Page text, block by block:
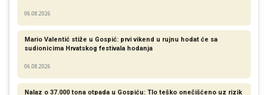
06.08.2026
Mario Valentić stiže u Gospić: prvi vikend u rujnu hodat će sa
sudionicima Hrvatskog festivala hodanja
06.08.2026
Nalaz o 37.000 tona otpada u Gospiću: Tlo teško onečišćeno uz rizik